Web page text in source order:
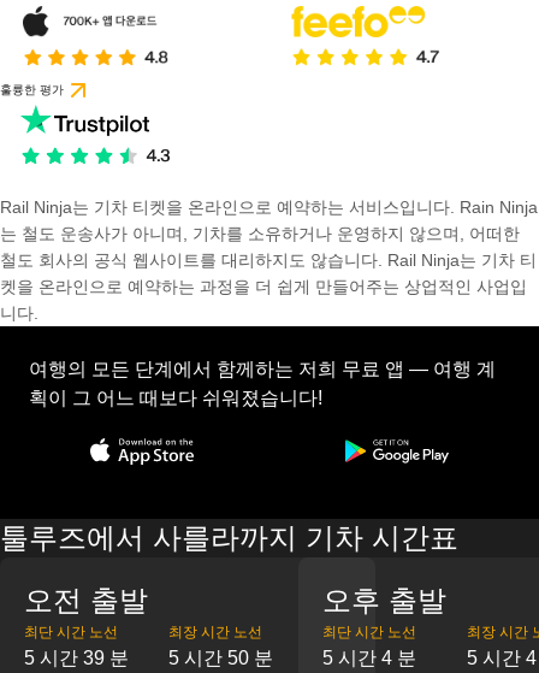
훌륭한 평가
Rail Ninja는 기차 티켓을 온라인으로 예약하는 서비스입니다. Rain Ninja
는 철도 운송사가 아니며, 기차를 소유하거나 운영하지 않으며, 어떠한
철도 회사의 공식 웹사이트를 대리하지도 않습니다. Rail Ninja는 기차 티
켓을 온라인으로 예약하는 과정을 더 쉽게 만들어주는 상업적인 사업입
니다.
여행의 모든 단계에서 함께하는 저희 무료 앱 — 여행 계
획이 그 어느 때보다 쉬워졌습니다!
툴루즈에서 사를라까지 기차 시간표
오전 출발
최단 시간 노선
5 시간 39 분
최장 시간 노선
5 시간 50 분
오후 출발
최단 시간 노선
5 시간 4 분
최장 시간
5 시간